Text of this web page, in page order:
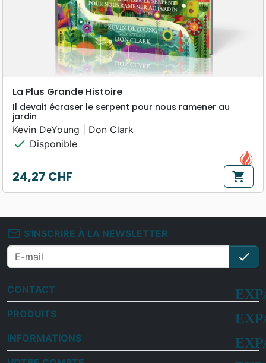
La Plus Grande Histoire
Il devait écraser le serpent pour nous ramener au
jardin
Kevin DeYoung | Don Clark
check Disponible
Prix
24,27 CHF shopping_cart
mail_outline S'INSCRIRE À LA NEWSLETTER
check
CONTACT
PRODUITS
INFORMATIONS